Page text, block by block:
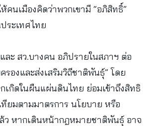
คนเมืองคิดว่าพวกเขามี “อภิสิทธิ์”
ระเทศไทย
ละ สว.บางคน อภิปรายในสภาฯ ต่อ
รองและส่งเสริมวิถีชาติพันธุ์” โดย
เกิดในผืนแผ่นดินไทย ย่อมเข้าถึงสิทธิ
ทียมตามมาตรการ นโยบาย หรือ
ว หากเดินหน้ากฎหมายชาติพันธุ์ อาจ